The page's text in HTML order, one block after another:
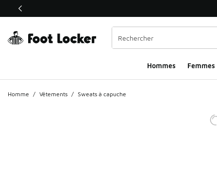
Ce lien ouvrira une nouvelle fenêtre
Hommes​ Femmes
Homme / Vêtements / Sweats à capuche